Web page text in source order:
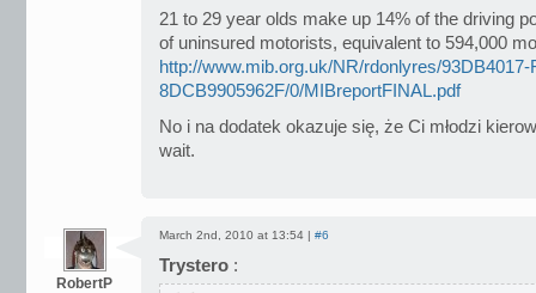
21 to 29 year olds make up 14% of the driving
of uninsured motorists, equivalent to 594,000
http://www.mib.org.uk/NR/rdonlyres/
8DCB9905962F/0/MIBreportFINAL.pdf
No i na dodatek okazuje się, że Ci młodzi
wait.
RobertP
March 2nd, 2010 at 13:54 | #6
Trystero :